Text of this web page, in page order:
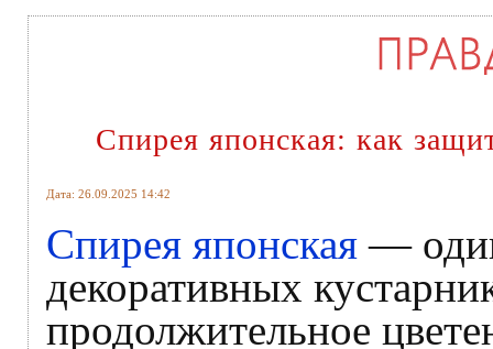
Спирея японская: как
Дата: 26.09.2025 14:42
Спирея японская —
декоративных
продолжительное